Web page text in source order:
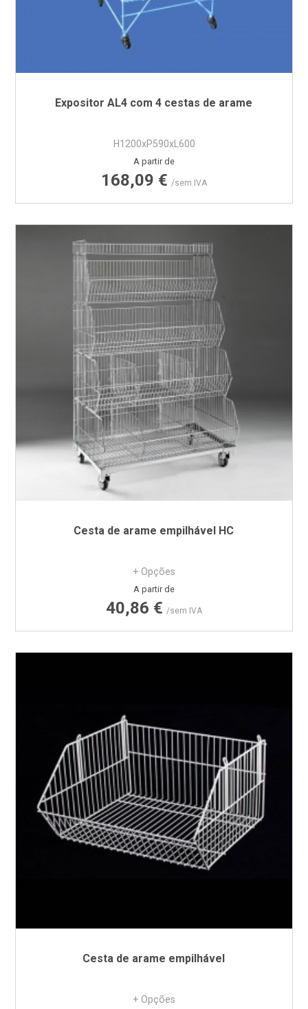
Expositor AL4 com 4 cestas de arame
H1200xP590xL600
Preço
A partir de
168,09 € /sem IVA
Cesta de arame empilhável HC
+ Opções
Preço
A partir de
40,86 € /sem IVA
Cesta de arame empilhável
+ Opções